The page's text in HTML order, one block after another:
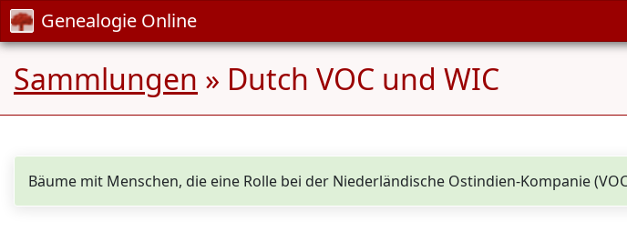
Genealogie Online
Sammlungen » Dutch VOC und WIC
Bäume mit Menschen, die eine Rolle bei der Niederländische Ostindien-Kompanie